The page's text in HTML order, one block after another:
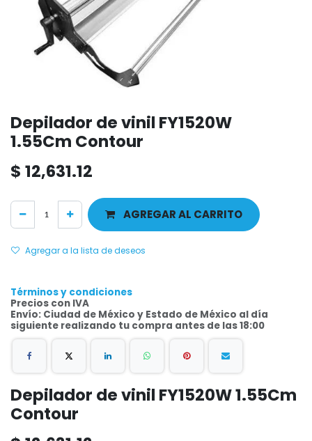
Depilador de vinil FY1520W
1.55Cm Contour
$ 12,631.12
AGREGAR AL CARRITO
Agregar a la lista de deseos
Términos y condiciones
Precios con IVA
Envío: Ciudad de México y Estado de México al día
siguiente realizando tu compra antes de las 18:00
Depilador de vinil FY1520W 1.55Cm
Contour